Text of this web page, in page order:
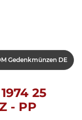
Gedenkmünzen DE
25
- PP